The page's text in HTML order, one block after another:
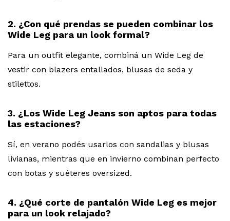
2. ¿Con qué prendas se pueden combinar los
Wide Leg para un look formal?
Para un outfit elegante, combiná un Wide Leg de
vestir con blazers entallados, blusas de seda y
stilettos.
3. ¿Los Wide Leg Jeans son aptos para todas
las estaciones?
Sí, en verano podés usarlos con sandalias y blusas
livianas, mientras que en invierno combinan perfecto
con botas y suéteres oversized.
4. ¿Qué corte de pantalón Wide Leg es mejor
para un look relajado?